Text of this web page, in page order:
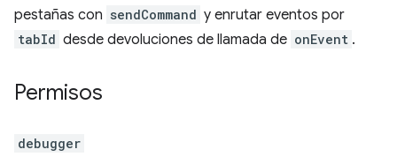
pestañas con sendCommand y enrutar eventos por
tabId desde devoluciones de llamada de onEvent .
Permisos
debugger